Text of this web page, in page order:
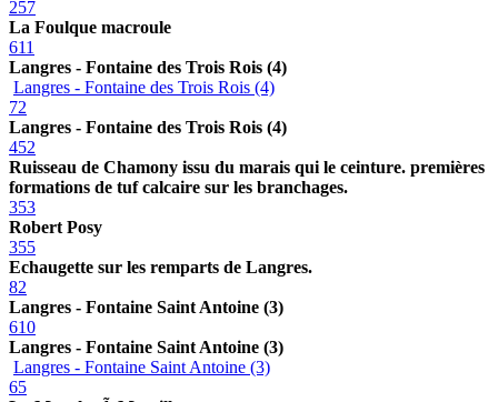
257
La Foulque macroule
611
Langres - Fontaine des Trois Rois (4)
Langres - Fontaine des Trois Rois (4)
72
Langres - Fontaine des Trois Rois (4)
452
Ruisseau de Chamony issu du marais qui le ceinture. premières
formations de tuf calcaire sur les branchages.
353
Robert Posy
355
Echaugette sur les remparts de Langres.
82
Langres - Fontaine Saint Antoine (3)
610
Langres - Fontaine Saint Antoine (3)
Langres - Fontaine Saint Antoine (3)
65